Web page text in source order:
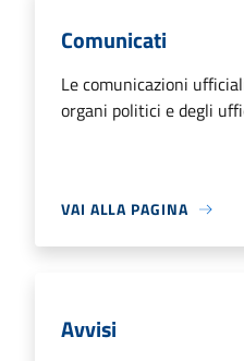
Comunicati
Le comunicazioni
organi politici e degli
VAI ALLA PAGINA
Avvisi